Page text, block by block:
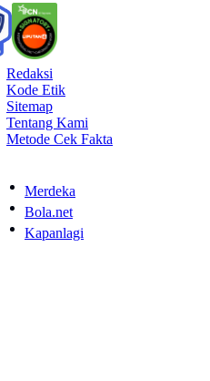
Redaksi
Kode Etik
Sitemap
Tentang Kami
Metode Cek Fakta
Merdeka
Bola.net
Kapanlagi